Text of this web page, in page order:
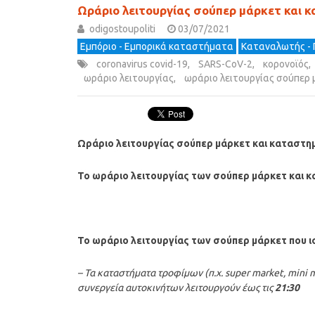
Ωράριο λειτουργίας σούπερ μάρκετ
odigostoupoliti
03/07/2021
Εμπόριο - Εμπορικά καταστήματα
Καταναλωτής -
coronavirus covid-19, SARS-CoV-2, κορονοϊός,
ωράριο λειτουργίας, ωράριο λειτουργίας σούπερ
Ωράριο λειτουργίας σούπερ μάρκετ και
Το ωράριο λειτουργίας των σούπερ μάρκετ και
Το ωράριο λειτουργίας των σούπερ μάρκετ που
– Τα καταστήματα τροφίμων (π.χ. super market, mini
συνεργεία αυτοκινήτων λειτουργούν έως τις21:30